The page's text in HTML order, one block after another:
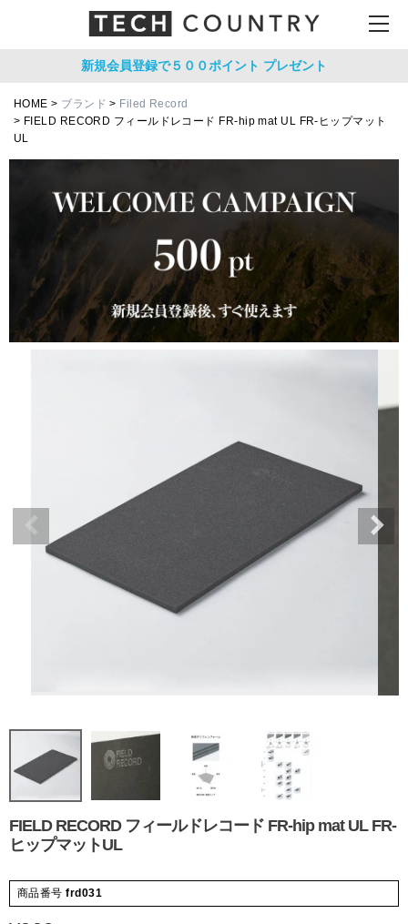
新規会員登録で５００ポイント プレゼント
HOME ブランド
Filed Record
FIELD RECORD フィールドレコード FR-hip mat UL FR-ヒップマット
UL
FIELD RECORD フィールドレコード FR-hip mat UL FR-
ヒップマットUL
商品番号 frd031